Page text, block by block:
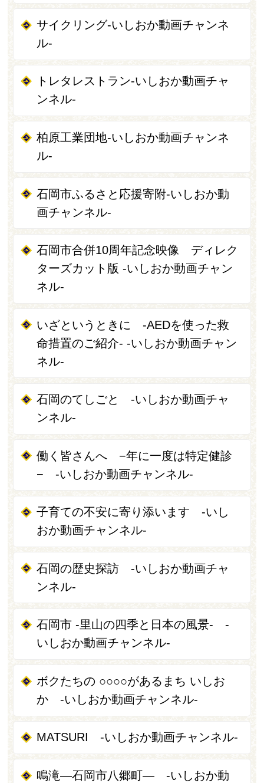
サイクリング-いしおか動画チャンネ
ル-
トレタレストラン-いしおか動画チャ
ンネル-
柏原工業団地-いしおか動画チャンネ
ル-
石岡市ふるさと応援寄附-いしおか動
画チャンネル-
石岡市合併10周年記念映像 ディレク
ターズカット版 -いしおか動画チャン
ネル-
いざというときに -AEDを使った救
命措置のご紹介- -いしおか動画チャン
ネル-
石岡のてしごと -いしおか動画チャ
ンネル-
働く皆さんへ −年に一度は特定健診
− -いしおか動画チャンネル-
子育ての不安に寄り添います -いし
おか動画チャンネル-
石岡の歴史探訪 -いしおか動画チャ
ンネル-
石岡市 -里山の四季と日本の風景- -
いしおか動画チャンネル-
ボクたちの ○○○○があるまち いしお
か -いしおか動画チャンネル-
MATSURI -いしおか動画チャンネル-
鳴滝―石岡市八郷町― -いしおか動